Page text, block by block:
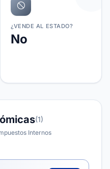
¿VENDE AL ESTADO?
No
(1)
Internos